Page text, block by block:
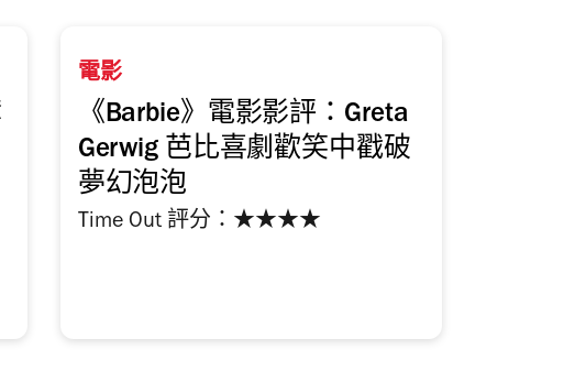
電影
《Barbie》電影影評：Greta
Gerwig 芭比喜劇歡笑中戳破
夢幻泡泡
Time Out 評分：★★★★